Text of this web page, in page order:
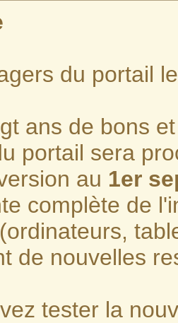
du portail
ans de bons
portail sera
au 1er
complète de
de nouvelles
tester la